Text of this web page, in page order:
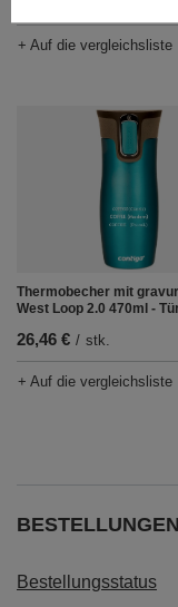
+ Auf die vergleichsliste
Thermobecher mit
West Loop 2.0 470ml -
26,46 € / stk.
+ Auf die vergleichsliste
BESTELLUNGEN
Bestellungsstatus